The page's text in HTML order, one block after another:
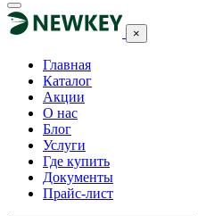
×
Главная
Каталог
Акции
О нас
Блог
Услуги
Где купить
Документы
Прайс-лист